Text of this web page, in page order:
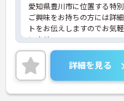
愛知県豊川市に位置する特
ご興味をお持ちの方には詳
トをお伝えしますのでお気
いませ。
詳細を見る